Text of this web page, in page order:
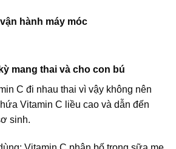
hành máy móc
mang thai và cho con bú
C đi nhau thai vì vậy không nên
Vitamin C liều cao và dẫn đến
sinh.